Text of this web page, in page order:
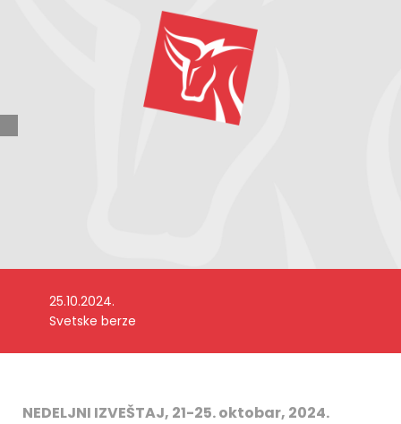
25.10.2024.
Svetske berze
NEDELJNI IZVEŠTAJ, 21-25. oktobar, 2024.